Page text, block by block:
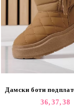
Дамски боти
36, 37, 38